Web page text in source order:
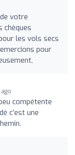
votre
chèques
les vols secs
pour
compétente
c’est une